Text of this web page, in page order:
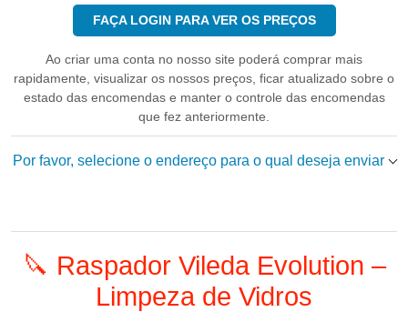
FAÇA LOGIN PARA VER OS PREÇOS
Ao criar uma conta no nosso site poderá comprar mais
rapidamente, visualizar os nossos preços, ficar atualizado sobre o
estado das encomendas e manter o controle das encomendas
que fez anteriormente.
Por favor, selecione o endereço para o qual deseja enviar
🔪 Raspador Vileda Evolution –
Limpeza de Vidros